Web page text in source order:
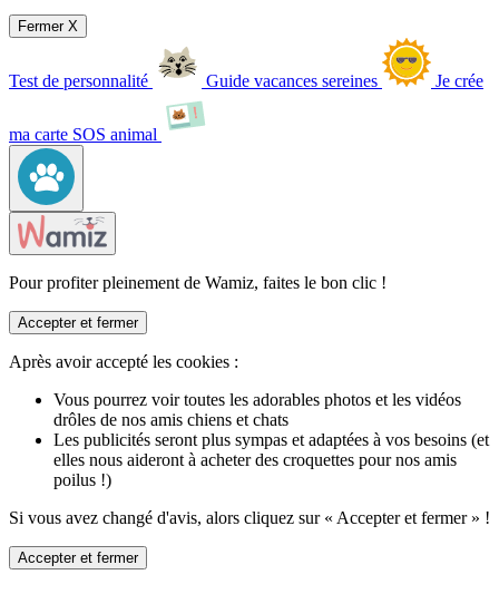
Fermer X
Test de personnalité Guide vacances sereines Je crée
ma carte SOS animal
Pour profiter pleinement de Wamiz, faites le bon clic !
Accepter et fermer
Après avoir accepté les cookies :
Vous pourrez voir toutes les adorables photos et les vidéos
drôles de nos amis chiens et chats
Les publicités seront plus sympas et adaptées à vos besoins (et
elles nous aideront à acheter des croquettes pour nos amis
poilus !)
Si vous avez changé d'avis, alors cliquez sur « Accepter et fermer » !
Accepter et fermer